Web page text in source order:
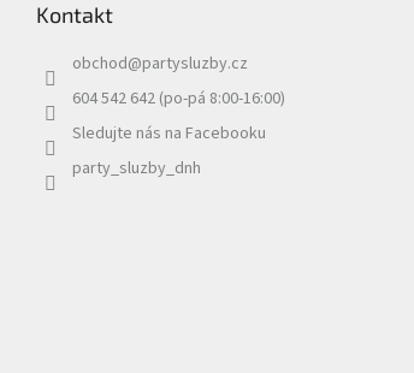
Kontakt
obchod@partysluzby.cz
604 542 642 (po-pá 8:00-16:00)
Sledujte nás na Facebooku
party_sluzby_dnh